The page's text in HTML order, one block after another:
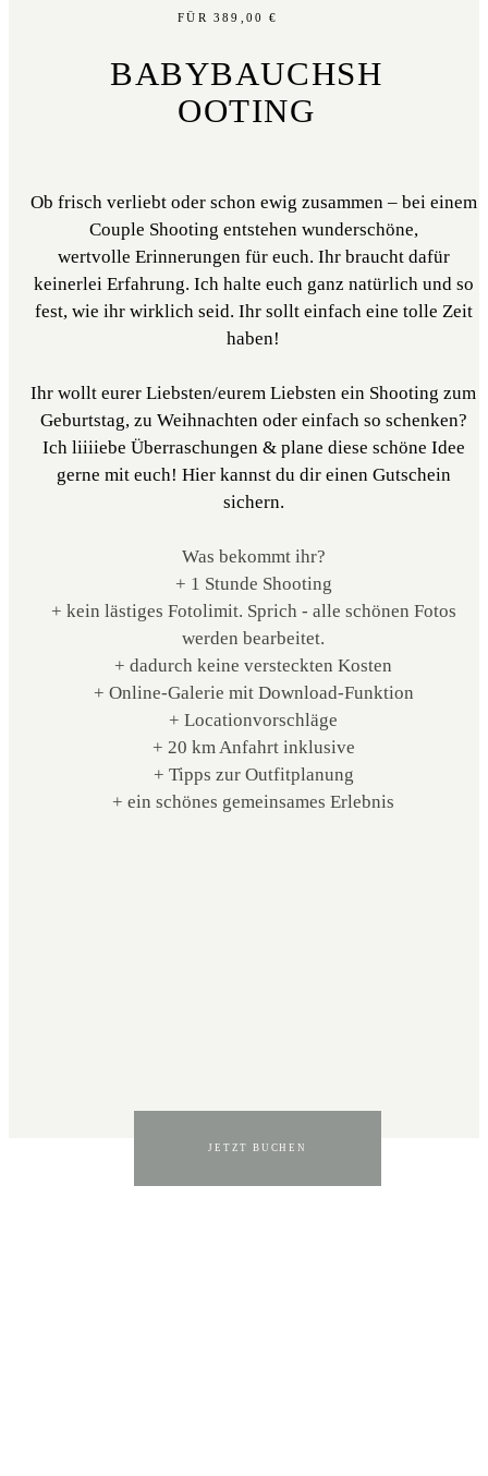
FÜR 389,00 €
BABYBAUCHSH
OOTING
Ob frisch verliebt oder schon ewig zusammen – bei einem
Couple Shooting entstehen wunderschöne,
wertvolle Erinnerungen für euch. Ihr braucht dafür
keinerlei Erfahrung. Ich halte euch ganz natürlich und so
fest, wie ihr wirklich seid. Ihr sollt einfach eine tolle Zeit
haben!
Ihr wollt eurer Liebsten/eurem Liebsten ein Shooting zum
Geburtstag, zu Weihnachten oder einfach so schenken?
Ich liiiiebe Überraschungen & plane diese schöne Idee
gerne mit euch! Hier kannst du dir einen Gutschein
sichern.
Was bekommt ihr?
+ 1 Stunde Shooting
+ kein lästiges Fotolimit. Sprich - alle schönen Fotos
werden bearbeitet.
+ dadurch keine versteckten Kosten
+ Online-Galerie mit Download-Funktion
+ Locationvorschläge
+ 20 km Anfahrt inklusive
+ Tipps zur Outfitplanung
+ ein schönes gemeinsames Erlebnis
JETZT BUCHEN